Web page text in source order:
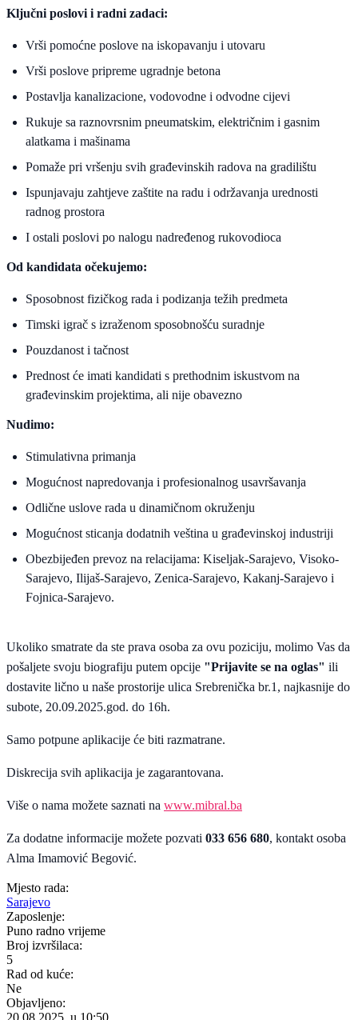
Ključni poslovi i radni zadaci:
Vrši pomoćne poslove na iskopavanju i utovaru
Vrši poslove pripreme ugradnje betona
Postavlja kanalizacione, vodovodne i odvodne cijevi
Rukuje sa raznovrsnim pneumatskim, električnim i gasnim
alatkama i mašinama
Pomaže pri vršenju svih građevinskih radova na gradilištu
Ispunjavaju zahtjeve zaštite na radu i održavanja urednosti
radnog prostora
I ostali poslovi po nalogu nadređenog rukovodioca
Od kandidata očekujemo:
Sposobnost fizičkog rada i podizanja težih predmeta
Timski igrač s izraženom sposobnošću suradnje
Pouzdanost i tačnost
Prednost će imati kandidati s prethodnim iskustvom na
građevinskim projektima, ali nije obavezno
Nudimo:
Stimulativna primanja
Mogućnost napredovanja i profesionalnog usavršavanja
Odlične uslove rada u dinamičnom okruženju
Mogućnost sticanja dodatnih veština u građevinskoj industriji
Obezbijeđen prevoz na relacijama: Kiseljak-Sarajevo, Visoko-
Sarajevo, Ilijaš-Sarajevo, Zenica-Sarajevo, Kakanj-Sarajevo i
Fojnica-Sarajevo.
Ukoliko smatrate da ste prava osoba za ovu poziciju, molimo Vas da
pošaljete svoju biografiju putem opcije "Prijavite se na oglas" ili
dostavite lično u naše prostorije ulica Srebrenička br.1, najkasnije do
subote, 20.09.2025.god. do 16h.
Samo potpune aplikacije će biti razmatrane.
Diskrecija svih aplikacija je zagarantovana.
Više o nama možete saznati na www.mibral.ba
Za dodatne informacije možete pozvati 033 656 680, kontakt osoba
Alma Imamović Begović.
Mjesto rada:
Sarajevo
Zaposlenje:
Puno radno vrijeme
Broj izvršilaca:
5
Rad od kuće:
Ne
Objavljeno: